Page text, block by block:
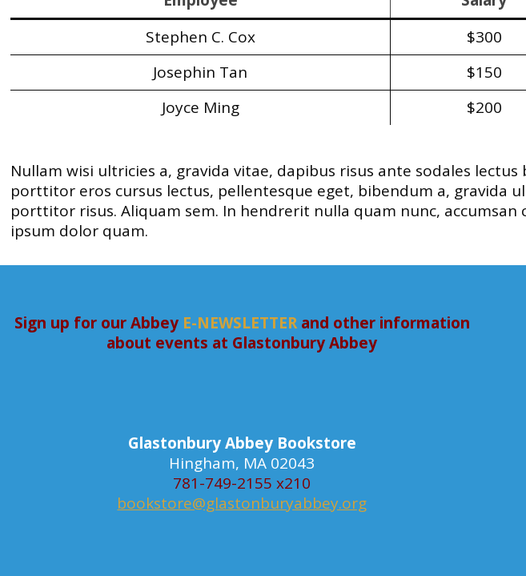
Stephen C. Cox
$300
Josephin Tan
$150
Joyce Ming
$200
Nullam wisi ultricies a, gravida vitae, dapibus risus ante sodales
porttitor eros cursus lectus, pellentesque eget, bibendum a, gravida
porttitor risus. Aliquam sem. In hendrerit nulla quam nunc,
ipsum dolor quam.
Sign up for our Abbey E-NEWSLETTERand other information
about events at Glastonbury Abbey
Glastonbury Abbey Bookstore
Hingham, MA 02043
781-749-2155 x210
bookstore@glastonburyabbey.org